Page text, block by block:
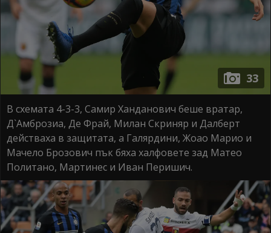
33
В схемата 4-3-3, Самир Ханданович беше вратар,
Д`Амброзиа, Де Фрай, Милан Скриняр и Далберт
действаха в защитата, а Галярдини, Жоао Марио и
Мачело Брозович пък бяха халфовете зад Матео
Политано, Мартинес и Иван Перишич.